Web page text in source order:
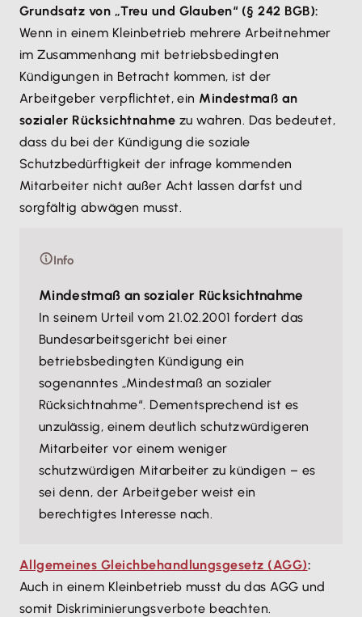
Grundsatz von „Treu und Glauben“ (§ 242 BGB):
Wenn in einem Kleinbetrieb mehrere Arbeitnehmer
im Zusammenhang mit betriebsbedingten
Kündigungen in Betracht kommen, ist der
Arbeitgeber verpflichtet, ein Mindestmaß an
sozialer Rücksichtnahme zu wahren. Das bedeutet,
dass du bei der Kündigung die soziale
Schutzbedürftigkeit der infrage kommenden
Mitarbeiter nicht außer Acht lassen darfst und
sorgfältig abwägen musst.
Info
Mindestmaß an sozialer Rücksichtnahme
In seinem Urteil vom 21.02.2001 fordert das
Bundesarbeitsgericht bei einer
betriebsbedingten Kündigung ein
sogenanntes „Mindestmaß an sozialer
Rücksichtnahme“. Dementsprechend ist es
unzulässig, einem deutlich schutzwürdigeren
Mitarbeiter vor einem weniger
schutzwürdigen Mitarbeiter zu kündigen – es
sei denn, der Arbeitgeber weist ein
berechtigtes Interesse nach.
Allgemeines Gleichbehandlungsgesetz (AGG):
Auch in einem Kleinbetrieb musst du das AGG und
somit Diskriminierungsverbote beachten.